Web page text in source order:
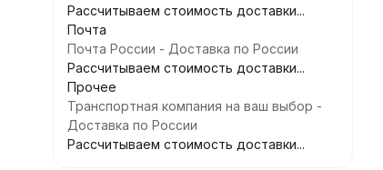
Рассчитываем стоимость доставки...
Почта
Почта России - Доставка по России
Рассчитываем стоимость доставки...
Прочее
Транспортная компания на ваш выбор -
Доставка по России
Рассчитываем стоимость доставки...